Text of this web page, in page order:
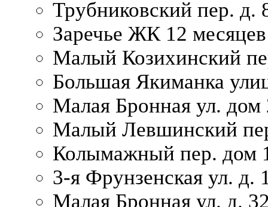
Трубниковский пер. д.
Заречье ЖК 12 месяцев
Малый Козихинский
Большая Якиманка
Малая Бронная ул. дом
Малый Левшинский
Колымажный пер. дом
3-я Фрунзенская ул. д.
Малая Бронная ул. д.